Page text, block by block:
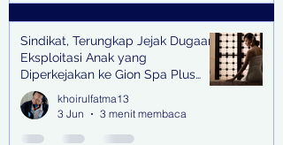
Sindikat, Terungkap Jejak Dugaan
Eksploitasi Anak yang
Diperkejakan ke Gion Spa Plus
and Pub Surabaya,
khoirulfatma13
3 Jun
3 menit membaca